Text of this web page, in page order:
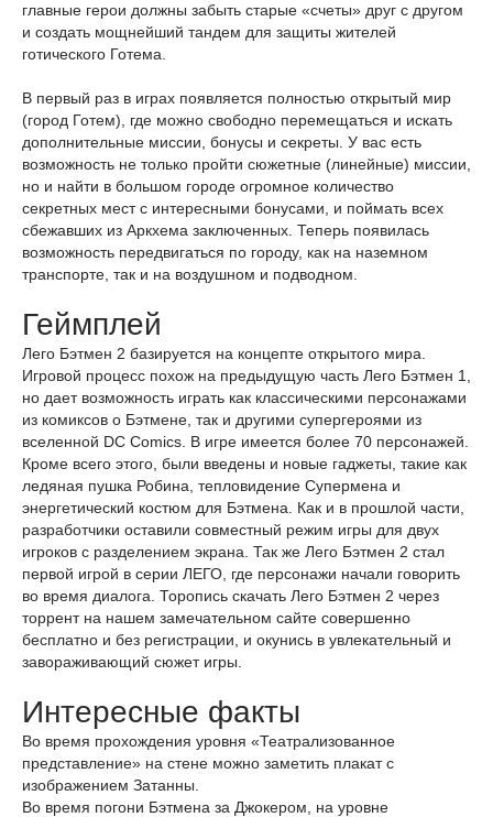
главные герои должны забыть старые «счеты» друг с другом
и создать мощнейший тандем для защиты жителей
готического Готема.
В первый раз в играх появляется полностью открытый мир
(город Готем), где можно свободно перемещаться и искать
дополнительные миссии, бонусы и секреты. У вас есть
возможность не только пройти сюжетные (линейные) миссии,
но и найти в большом городе огромное количество
секретных мест с интересными бонусами, и поймать всех
сбежавших из Аркхема заключенных. Теперь появилась
возможность передвигаться по городу, как на наземном
транспорте, так и на воздушном и подводном.
Геймплей
Лего Бэтмен 2 базируется на концепте открытого мира.
Игровой процесс похож на предыдущую часть Лего Бэтмен 1,
но дает возможность играть как классическими персонажами
из комиксов о Бэтмене, так и другими супергероями из
вселенной DC Comics. В игре имеется более 70 персонажей.
Кроме всего этого, были введены и новые гаджеты, такие как
ледяная пушка Робина, тепловидение Супермена и
энергетический костюм для Бэтмена. Как и в прошлой части,
разработчики оставили совместный режим игры для двух
игроков с разделением экрана. Так же Лего Бэтмен 2 стал
первой игрой в серии ЛЕГО, где персонажи начали говорить
во время диалога. Торопись скачать Лего Бэтмен 2 через
торрент на нашем замечательном сайте совершенно
бесплатно и без регистрации, и окунись в увлекательный и
завораживающий сюжет игры.
Интересные факты
Во время прохождения уровня «Театрализованное
представление» на стене можно заметить плакат с
изображением Затанны.
Во время погони Бэтмена за Джокером, на уровне